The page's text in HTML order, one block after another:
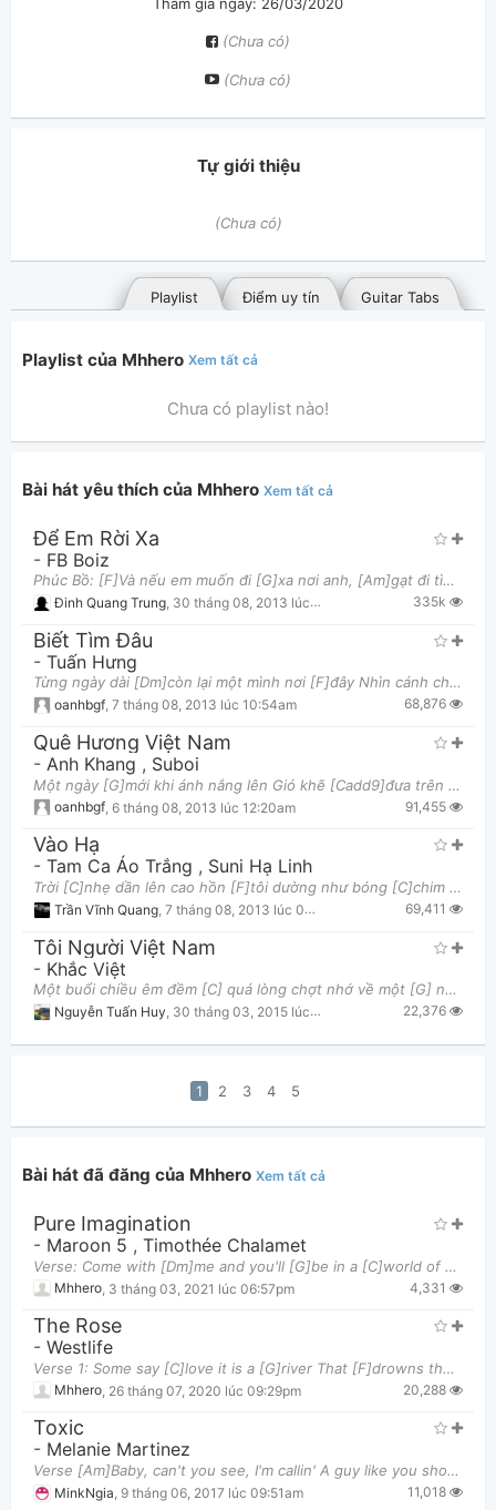
(Chưa có)
(Chưa có)
Tự giới thiệu
(Chưa có)
Guitar Tabs
Điểm uy tín
Playlist
Bài hát yêu thích
Bài hát đã đăng
Thông tin chung
Playlist của Mhhero Xem tất cả
Chưa có playlist nào!
Bài hát yêu thích của Mhhero Xem tất cả
Để Em Rời Xa
- FB Boiz
Phúc Bồ: [F]Và nếu em muốn đi [G]xa nơi anh, [Am]gạt đi tình yêu nơi anh [F]Bỏ qua ngày tháng cùng
Đinh Quang Trung, 30 tháng 08, 2013 lúc 02:36am 335k
Biết Tìm Đâu
- Tuấn Hưng
Từng ngày dài [Dm]còn lại một mình nơi [F]đây Nhìn cánh chim [C]bay ngang thấp thoáng trời xa [Dm] L
oanhbgf, 7 tháng 08, 2013 lúc 10:54am 68,876
Quê Hương Việt Nam
- Anh Khang , Suboi
Một ngày [G]mới khi ánh nắng lên Gió khẽ [Cadd9]đưa trên bông lúa xanh Và tình [G]yêu trong tim có e
oanhbgf 6 tháng 08, 2013 lúc 12:20am 91,455
Vào Hạ
- Tam Ca Áo Trắng , Suni Hạ Linh
Trời [C]nhẹ dần lên cao hồn [F]tôi dường như bóng [C]chim Vờn [C]đôi cánh [Am]mềm lặng lẽ [D7]kiếm
Trần Vĩnh Quang 7 tháng 08, 2013 lúc 02:41pm 69,411
Tôi Người Việt Nam
- Khắc Việt
Một buổi chiều êm đềm [C] quá lòng chợt nhớ về một [G] nơi xa Hà nội bình yên [Am] quá nơi có những
Nguyễn Tuấn Huy 30 tháng 03, 2015 lúc 09:49pm 22,376
1 2 3 4 5
Bài hát đã đăng của Mhhero Xem tất cả
Pure Imagination
- Maroon 5 , Timothée Chalamet
Verse: Come with [Dm]me and you'll [G]be in a [C]world of pure imagination Take a [Dm]look and you
Mhhero 3 tháng 03, 2021 lúc 06:57pm 4,331
The Rose
- Westlife
Verse 1: Some say [C]love it is a [G]river That [F]drowns the [G]tender [C]reed Some say [C]love
Mhhero 26 tháng 07, 2020 lúc 09:29pm 20,288
Toxic
- Melanie Martinez
Verse [Am]Baby, can't you see, I'm callin' A guy like you should wear a warnin' [C]It's dangerous
MinkNgia 9 tháng 06, 2017 lúc 09:51am 11,018